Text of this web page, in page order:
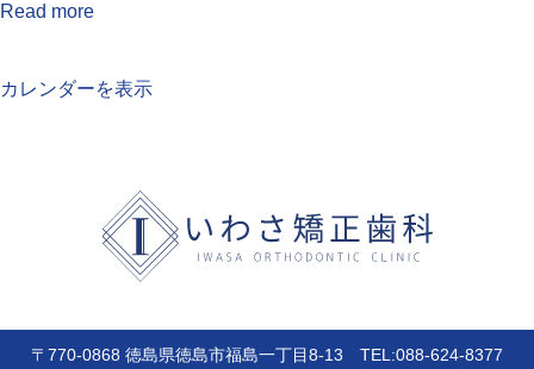
Read more
カレンダーを表示
〒770-0868 徳島県徳島市福島一丁目8-13 TEL:088-624-8377